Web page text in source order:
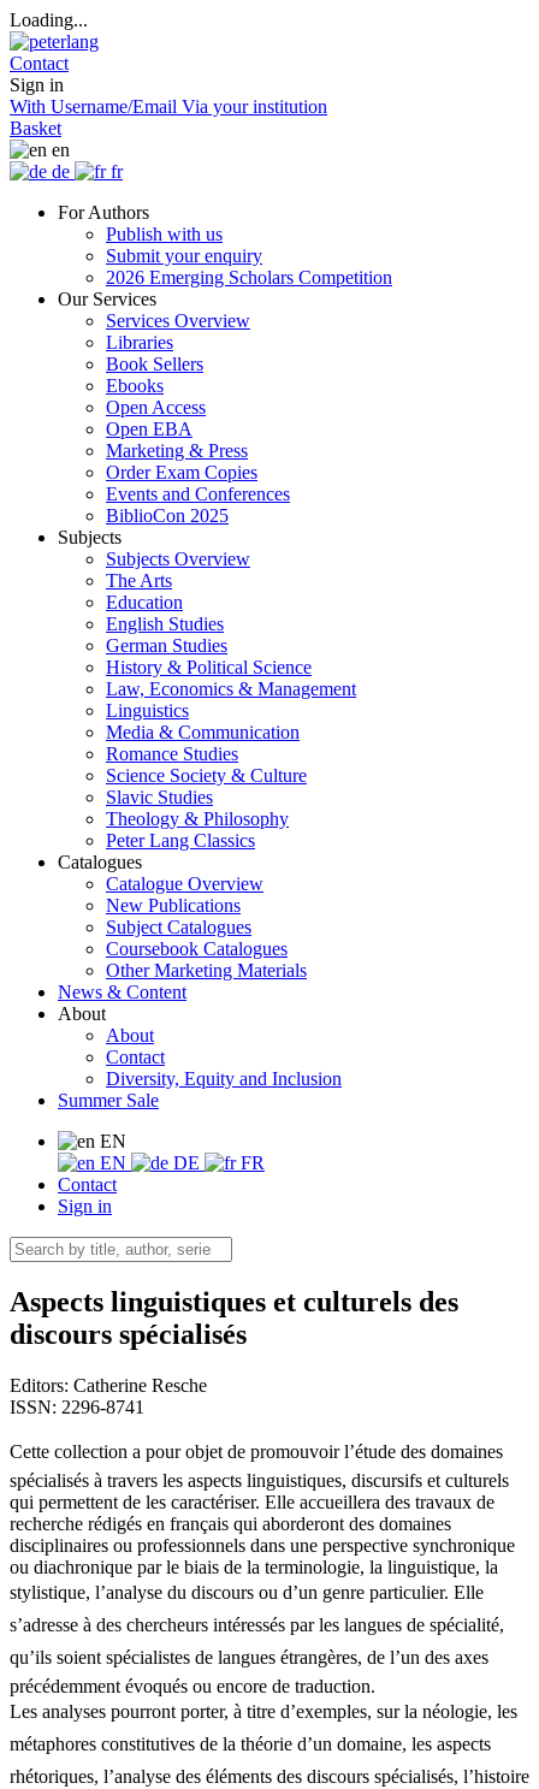
Loading...
Contact
Sign in
With Username/Email Via your institution
Basket
en
de
fr
For Authors
Publish with us
Submit your enquiry
2026 Emerging Scholars Competition
Our Services
Services Overview
Libraries
Book Sellers
Ebooks
Open Access
Open EBA
Marketing & Press
Order Exam Copies
Events and Conferences
BiblioCon 2025
Subjects
Subjects Overview
The Arts
Education
English Studies
German Studies
History & Political Science
Law, Economics & Management
Linguistics
Media & Communication
Romance Studies
Science Society & Culture
Slavic Studies
Theology & Philosophy
Peter Lang Classics
Catalogues
Catalogue Overview
New Publications
Subject Catalogues
Coursebook Catalogues
Other Marketing Materials
News & Content
About
About
Contact
Diversity, Equity and Inclusion
Summer Sale
EN
EN
DE
FR
Contact
Sign in
Aspects linguistiques et culturels des
discours spécialisés
Editors: Catherine Resche
ISSN: 2296-8741
Cette collection a pour objet de promouvoir l’étude des domaines
spécialisés à travers les aspects linguistiques, discursifs et culturels
qui permettent de les caractériser. Elle accueillera des travaux de
recherche rédigés en français qui aborderont des domaines
disciplinaires ou professionnels dans une perspective synchronique
ou diachronique par le biais de la terminologie, la linguistique, la
stylistique, l’analyse du discours ou d’un genre particulier. Elle
s’adresse à des chercheurs intéressés par les langues de spécialité,
qu’ils soient spécialistes de langues étrangères, de l’un des axes
précédemment évoqués ou encore de traduction.
Les analyses pourront porter, à titre d’exemples, sur la néologie, les
métaphores constitutives de la théorie d’un domaine, les aspects
rhétoriques, l’analyse des éléments des discours spécialisés, l’histoire